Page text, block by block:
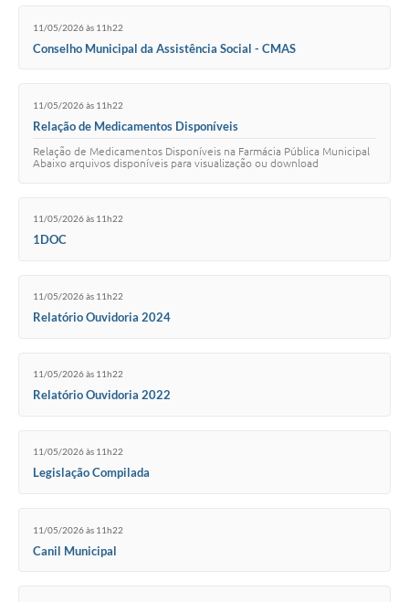
11/05/2026 às 11h22
Conselho Municipal da Assistência Social - CMAS
11/05/2026 às 11h22
Relação de Medicamentos Disponíveis
Relação de Medicamentos Disponíveis na Farmácia Pública Municipal
Abaixo arquivos disponíveis para visualização ou download
11/05/2026 às 11h22
1DOC
11/05/2026 às 11h22
Relatório Ouvidoria 2024
11/05/2026 às 11h22
Relatório Ouvidoria 2022
11/05/2026 às 11h22
Legislação Compilada
11/05/2026 às 11h22
Canil Municipal